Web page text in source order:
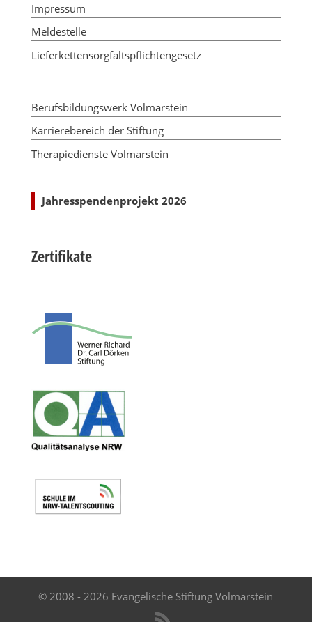
Impressum
Meldestelle
Lieferkettensorgfaltspflichtengesetz
Berufsbildungswerk Volmarstein
Karrierebereich der Stiftung
Therapiedienste Volmarstein
Jahresspendenprojekt 2026
Zertifikate
© 2008 - 2026 Evangelische Stiftung Volmarstein